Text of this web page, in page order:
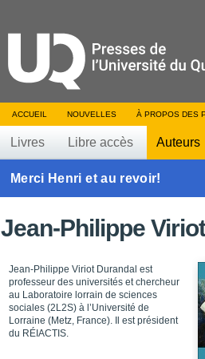
ACCUEIL NOUVELLES À PROPOS DES
Livres Libre accès Auteurs
Merci Henri et au revoir!
Jean-Philippe
Jean-Philippe Viriot Durandal est
professeur des universités et chercheur
au Laboratoire lorrain de sciences
sociales (2L2S) à l’Université de
Lorraine (Metz, France). Il est président
du RÉIACTIS.